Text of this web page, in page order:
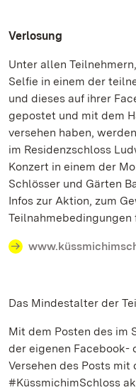
Verlosung
Unter allen
Selfie in einem der
und dieses auf ihrer
gepostet und mit dem
versehen haben,
im Residenzschloss
Konzert in einem der
Schlösser und Gärten
Infos zur Aktion, zum
Das Mindestalter der
Mit dem Posten des im
der eigenen Facebook-
Versehen des Posts mit
#KüssmichimSchloss